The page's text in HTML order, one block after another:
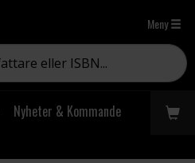
Meny
Nyheter & Kommande